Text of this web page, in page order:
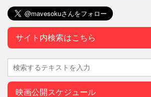
サイト内検索はこちら
映画公開スケジュール